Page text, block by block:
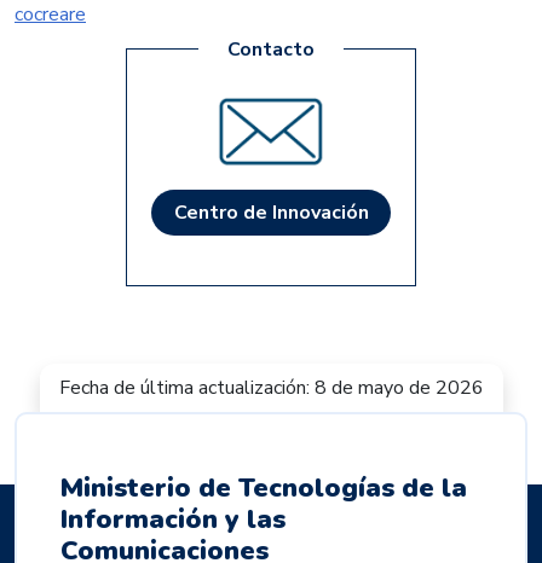
cocreare
Centro de Innovación
Fecha de última actualización: 8 de mayo de 2026
Ministerio de Tecnologías de la
Información y las
Comunicaciones